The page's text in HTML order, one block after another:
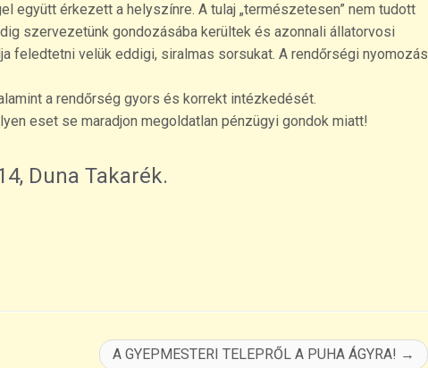
együtt érkezett a helyszínre. A tulaj „természetesen” nem tudott
szervezetünk gondozásába kerültek és azonnali állatorvosi
feledtetni velük eddigi, siralmas sorsukat. A rendőrségi nyomozás
a rendőrség gyors és korrekt intézkedését.
eset se maradjon megoldatlan pénzügyi gondok miatt!
Duna Takarék.
A GYEPMESTERI TELEPRŐL A PUHA ÁGYRA! →